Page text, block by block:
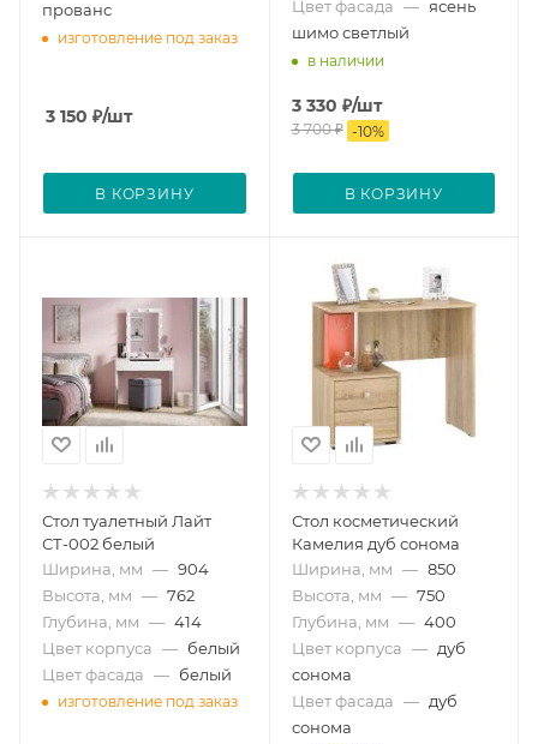
прованс
изготовление под заказ
3 150 ₽/шт
В КОРЗИНУ
Цвет фасада — ясень
шимо светлый
в наличии
3 330 ₽/шт
3 700₽ -10%
В КОРЗИНУ
Стол туалетный Лайт
СТ-002 белый
Ширина, мм — 904
Высота, мм — 762
Глубина, мм — 414
Цвет корпуса — белый
Цвет фасада — белый
изготовление под заказ
Стол косметический
Камелия дуб сонома
Ширина, мм — 850
Высота, мм — 750
Глубина, мм — 400
Цвет корпуса — дуб
сонома
Цвет фасада — дуб
сонома